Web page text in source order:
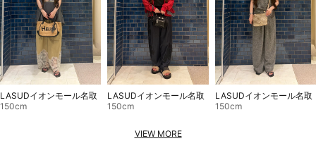
LASUDイオンモール名取
150cm
LASUDイオンモール名取
150cm
LASUDイオンモール名取
150cm
VIEW MORE